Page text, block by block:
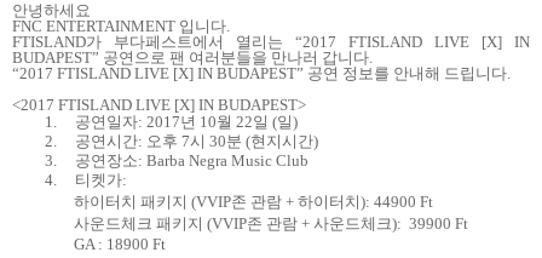
안녕하세요
FNC ENTERTAINMENT 입니다.
FTISLAND가 부다페스트에서 열리는 “2017 FTISLAND LIVE [X] IN
BUDAPEST” 공연으로 팬 여러분들을 만나러 갑니다.
“2017 FTISLAND LIVE [X] IN BUDAPEST” 공연 정보를 안내해 드립니다.
<2017 FTISLAND LIVE [X] IN BUDAPEST>
1.
공연일자: 2017년 10월 22일 (일)
2.
공연시간: 오후 7시 30분 (현지시간)
3.
공연장소: Barba Negra Music Club
4.
티켓가:
하이터치 패키지 (VVIP존 관람+ 하이터치): 44900 Ft
사운드체크 패키지 (VVIP존 관람+ 사운드체크): 39900 Ft
GA : 18900 Ft